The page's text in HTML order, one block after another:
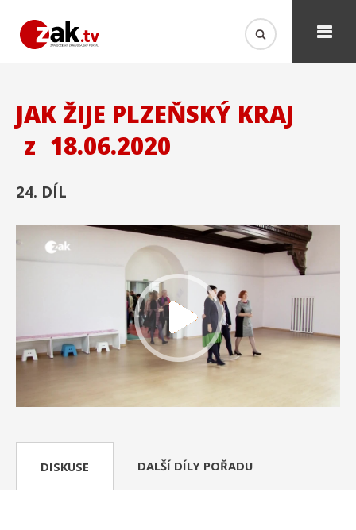
JAK ŽIJE PLZEŇSKÝ KRAJ
z 18.06.2020
24. DÍL
DISKUSE DALŠÍ DÍLY POŘADU